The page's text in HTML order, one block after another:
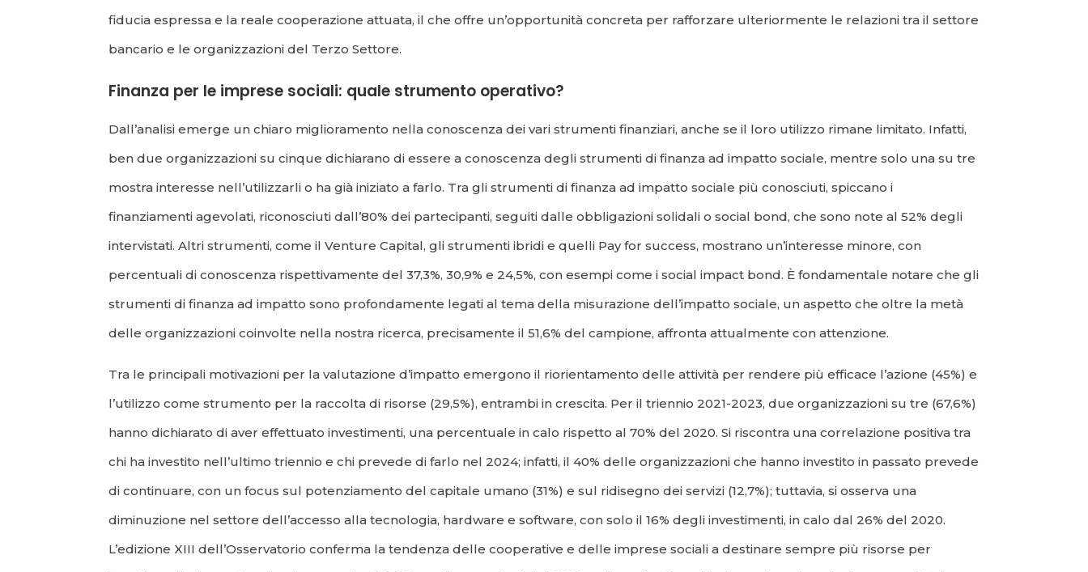
fiducia espressa e la reale cooperazione attuata, il che offre un’opportunità concreta per rafforzare ulteriormente le relazioni tra il settore
bancario e le organizzazioni del Terzo Settore.
Finanza per le imprese sociali: quale strumento operativo?
Dall’analisi emerge un chiaro miglioramento nella conoscenza dei vari strumenti finanziari, anche se il loro utilizzo rimane limitato. Infatti,
ben due organizzazioni su cinque dichiarano di essere a conoscenza degli strumenti di finanza ad impatto sociale, mentre solo una su tre
mostra interesse nell’utilizzarli o ha già iniziato a farlo. Tra gli strumenti di finanza ad impatto sociale più conosciuti, spiccano i
finanziamenti agevolati, riconosciuti dall’80% dei partecipanti, seguiti dalle obbligazioni solidali o social bond, che sono note al 52% degli
intervistati. Altri strumenti, come il Venture Capital, gli strumenti ibridi e quelli Pay for success, mostrano un’interesse minore, con
percentuali di conoscenza rispettivamente del 37,3%, 30,9% e 24,5%, con esempi come i social impact bond. È fondamentale notare che gli
strumenti di finanza ad impatto sono profondamente legati al tema della misurazione dell’impatto sociale, un aspetto che oltre la metà
delle organizzazioni coinvolte nella nostra ricerca, precisamente il 51,6% del campione, affronta attualmente con attenzione.
Tra le principali motivazioni per la valutazione d’impatto emergono il riorientamento delle attività per rendere più efficace l’azione (45%) e
l’utilizzo come strumento per la raccolta di risorse (29,5%), entrambi in crescita. Per il triennio 2021-2023, due organizzazioni su tre (67,6%)
hanno dichiarato di aver effettuato investimenti, una percentuale in calo rispetto al 70% del 2020. Si riscontra una correlazione positiva tra
chi ha investito nell’ultimo triennio e chi prevede di farlo nel 2024; infatti, il 40% delle organizzazioni che hanno investito in passato prevede
di continuare, con un focus sul potenziamento del capitale umano (31%) e sul ridisegno dei servizi (12,7%); tuttavia, si osserva una
diminuzione nel settore dell’accesso alla tecnologia, hardware e software, con solo il 16% degli investimenti, in calo dal 26% del 2020.
L’edizione XIII dell’Osservatorio conferma la tendenza delle cooperative e delle imprese sociali a destinare sempre più risorse per